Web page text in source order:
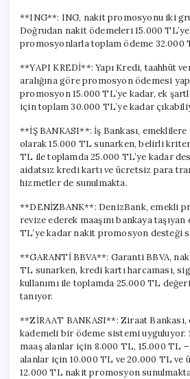
**ING**: ING, nakit promosyonu iki
Doğrudan nakit ödemeleri 15.000
promosyonlarla toplam ödeme 32.000
**YAPI KREDİ**: Yapı Kredi, taahhüt
aralığına göre promosyon ödemesi
promosyon 15.000 TL’ye kadar, ek
için toplam 30.000 TL’ye kadar
**İŞ BANKASI**: İş Bankası,
olarak 15.000 TL sunarken, belirli
TL ile toplamda 25.000 TL’ye kadar
aidatsız kredi kartı ve ücretsiz para
hizmetler de sunulmakta.
**DENİZBANK**: DenizBank, emekli
revize ederek maaşını bankaya
TL’ye kadar nakit promosyon desteği
**GARANTİ BBVA**: Garanti BBVA,
TL sunarken, kredi kartı harcaması,
kullanımı ile toplamda 25.000 TL
tanıyor.
**ZİRAAT BANKASI**: Ziraat Bankası,
kademeli bir ödeme sistemi uyguluyor.
maaş alanlar için 8.000 TL, 15.000 TL
alanlar için 10.000 TL ve 20.000 TL ve
12.000 TL nakit promosyon